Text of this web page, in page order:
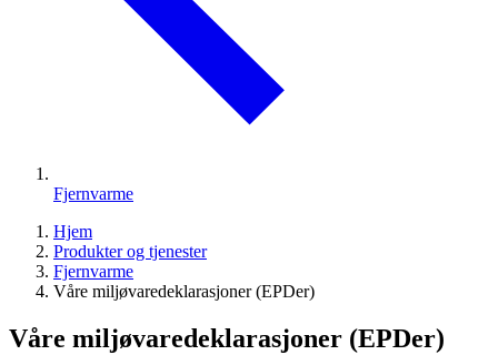
Fjernvarme
Hjem
Produkter og tjenester
Fjernvarme
Våre miljøvaredeklarasjoner (EPDer)
Våre miljøvaredeklarasjoner (EPDer)